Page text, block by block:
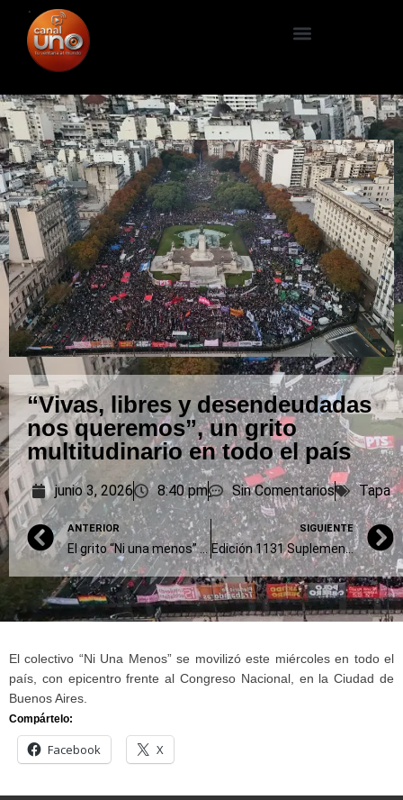
“Vivas, libres y desendeudadas
nos queremos”, un grito
multitudinario en todo el país
junio 3, 2026 8:40 pm Sin Comentarios Tapa
ANTERIOR
El grito “Ni una menos” hizo temblar a las ciudades bonaerenses
SIGUIENTE
Edición 1131 Suplemento Mundo Motor – Semana del 4 al 10 de junio de 2026
El colectivo “Ni Una Menos” se movilizó este miércoles en todo el
país, con epicentro frente al Congreso Nacional, en la Ciudad de
Buenos Aires.
Compártelo:
Facebook X